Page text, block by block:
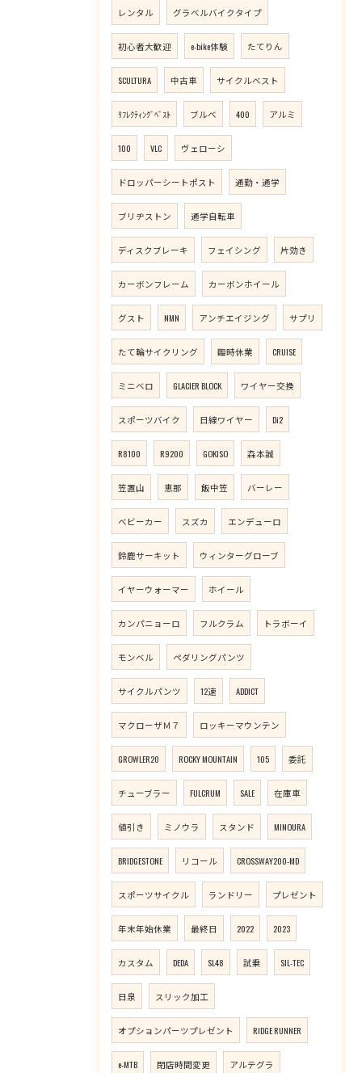
レンタル グラベルバイクタイプ
初心者大歓迎 e-bike体験 たてりん
SCULTURA 中古車 サイクルベスト
ﾘﾌﾚｸﾃｨﾝｸﾞﾍﾞｽﾄ ブルベ 400 アルミ
100 VLC ヴェローシ
ドロッパーシートポスト 通勤・通学
ブリヂストン 通学自転車
ディスクブレーキ フェイシング 片効き
カーボンフレーム カーボンホイール
グスト NMN アンチエイジング サプリ
たて輪サイクリング 臨時休業 CRUISE
ミニベロ GLACIER BLOCK ワイヤー交換
スポーツバイク 日線ワイヤー Di2
R8100 R9200 GOKISO 森本誠
笠置山 恵那 飯中笠 バーレー
ベビーカー スズカ エンデューロ
鈴鹿サーキット ウィンターグローブ
イヤーウォーマー ホイール
カンパニョーロ フルクラム トラボーイ
モンベル ペダリングパンツ
サイクルパンツ 12速 ADDICT
マクローザＭ７ ロッキーマウンテン
GROWLER20 ROCKY MOUNTAIN 105 委託
チューブラー FULCRUM SALE 在庫車
値引き ミノウラ スタンド MINOURA
BRIDGESTONE リコール CROSSWAY200-MD
スポーツサイクル ランドリー プレゼント
年末年始休業 最終日 2022 2023
カスタム DEDA SL48 試乗 SIL-TEC
日泉 スリック加工
オプションパーツプレゼント RIDGE RUNNER
e-MTB 閉店時間変更 アルテグラ